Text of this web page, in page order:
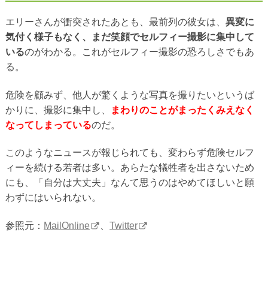
エリーさんが衝突されたあとも、最前列の彼女は、 異変に
気付く様子もなく、まだ笑顔でセルフィー撮影に集中して
いるのがわかる。これがセルフィー撮影の恐ろしさでもあ
る。
危険を顧みず、他人が驚くような写真を撮りたいというば
かりに、撮影に集中し、
まわりのことがまったくみえなく
なってしまっているのだ。
このようなニュースが報じられても、変わらず危険セルフ
ィーを続ける若者は多い。あらたな犠牲者を出さないため
にも、「自分は大丈夫」なんて思うのはやめてほしいと願
わずにはいられない。
参照元： MailOnline 、Twitter